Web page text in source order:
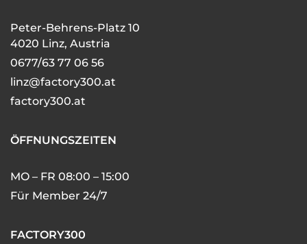
Peter-Behrens-Platz 10
4020 Linz, Austria
0677/63 77 06 56
linz@factory300.at
factory300.at
ÖFFNUNGSZEITEN
MO – FR 08:00 – 15:00
Für Member 24/7
FACTORY300